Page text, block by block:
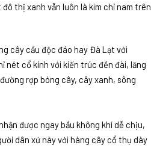
thị xanh vẫn luôn là kim chỉ nam trên
cây cầu độc đáo hay Đà Lạt với
nét cổ kính với kiến trúc đền đài, lăng
rợp bóng cây, cây xanh, sông
được ngay bầu không khí dễ chịu,
dân xứ này với hàng cây cổ thụ dày